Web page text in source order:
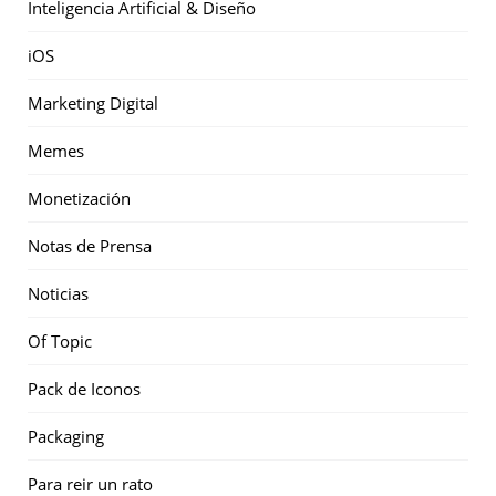
Inteligencia Artificial & Diseño
iOS
Marketing Digital
Memes
Monetización
Notas de Prensa
Noticias
Of Topic
Pack de Iconos
Packaging
Para reir un rato